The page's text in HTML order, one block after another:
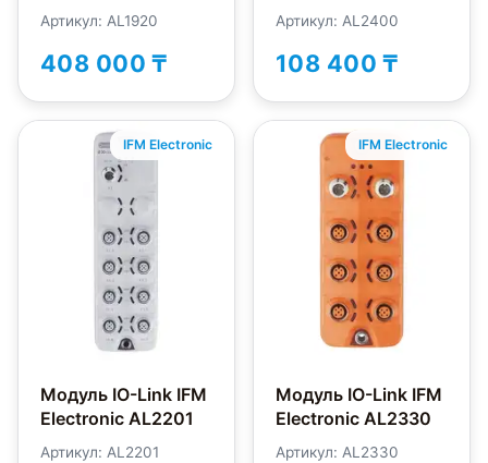
Артикул: AL1920
408 000 ₸
Артикул: AL2400
108 400 ₸
IFM Electronic
Модуль IO-Link IFM
Electronic AL2201
Артикул: AL2201
IFM Electronic
Модуль IO-Link IFM
Electronic AL2330
Артикул: AL2330